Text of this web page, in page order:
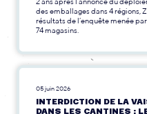
des emballages dans 4 régions,
résultats de l’enquête menée
74 magasins.
05 juin 2026
INTERDICTION DE LA
DANS LES CANTINES :